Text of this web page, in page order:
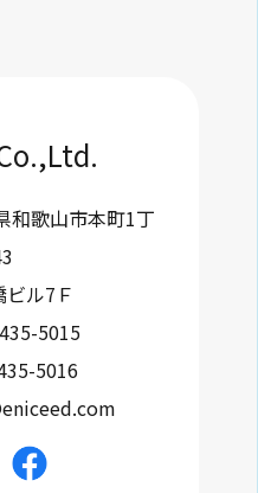
和歌山市本町1丁
ル7Ｆ
5015
5016